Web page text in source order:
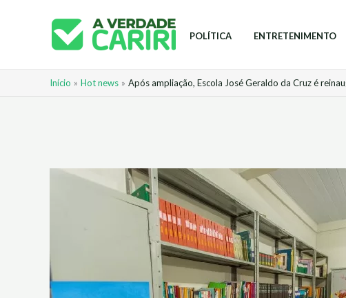
POLÍTICA ENTRETENIMENTO
Início Hot news Após ampliação, Escola José Geraldo da Cruz é